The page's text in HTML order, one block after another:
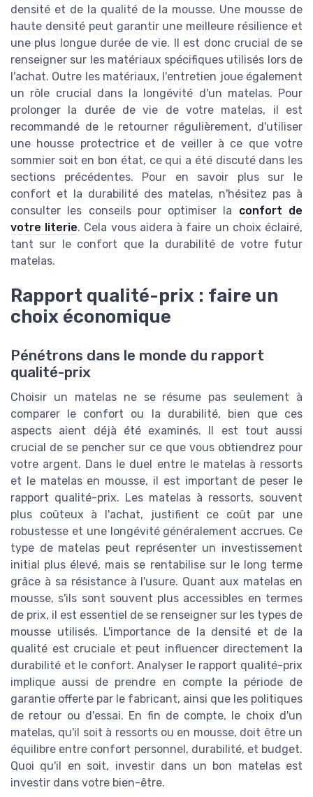
densité et de la qualité de la mousse. Une mousse de
haute densité peut garantir une meilleure résilience et
une plus longue durée de vie. Il est donc crucial de se
renseigner sur les matériaux spécifiques utilisés lors de
l'achat. Outre les matériaux, l'entretien joue également
un rôle crucial dans la longévité d'un matelas. Pour
prolonger la durée de vie de votre matelas, il est
recommandé de le retourner régulièrement, d'utiliser
une housse protectrice et de veiller à ce que votre
sommier soit en bon état, ce qui a été discuté dans les
sections précédentes. Pour en savoir plus sur le
confort et la durabilité des matelas, n'hésitez pas à
consulter les conseils pour optimiser la confort de
votre literie. Cela vous aidera à faire un choix éclairé,
tant sur le confort que la durabilité de votre futur
matelas.
Rapport qualité-prix : faire un
choix économique
Pénétrons dans le monde du rapport
qualité-prix
Choisir un matelas ne se résume pas seulement à
comparer le confort ou la durabilité, bien que ces
aspects aient déjà été examinés. Il est tout aussi
crucial de se pencher sur ce que vous obtiendrez pour
votre argent. Dans le duel entre le matelas à ressorts
et le matelas en mousse, il est important de peser le
rapport qualité-prix. Les matelas à ressorts, souvent
plus coûteux à l'achat, justifient ce coût par une
robustesse et une longévité généralement accrues. Ce
type de matelas peut représenter un investissement
initial plus élevé, mais se rentabilise sur le long terme
grâce à sa résistance à l'usure. Quant aux matelas en
mousse, s'ils sont souvent plus accessibles en termes
de prix, il est essentiel de se renseigner sur les types de
mousse utilisés. L'importance de la densité et de la
qualité est cruciale et peut influencer directement la
durabilité et le confort. Analyser le rapport qualité-prix
implique aussi de prendre en compte la période de
garantie offerte par le fabricant, ainsi que les politiques
de retour ou d'essai. En fin de compte, le choix d'un
matelas, qu'il soit à ressorts ou en mousse, doit être un
équilibre entre confort personnel, durabilité, et budget.
Quoi qu'il en soit, investir dans un bon matelas est
investir dans votre bien-être.